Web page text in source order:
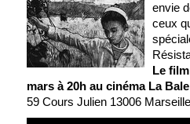
envie
ceux
Le
mars à 20h au cinéma La
59 Cours Julien 13006 Marseille